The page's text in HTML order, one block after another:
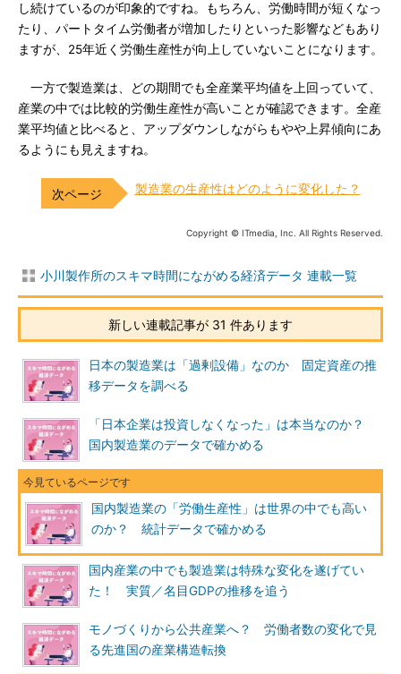
し続けているのが印象的ですね。もちろん、労働時間が短くなっ
たり、パートタイム労働者が増加したりといった影響などもあり
ますが、25年近く労働生産性が向上していないことになります。
一方で製造業は、どの期間でも全産業平均値を上回っていて、
産業の中では比較的労働生産性が高いことが確認できます。全産
業平均値と比べると、アップダウンしながらもやや上昇傾向にあ
るようにも見えますね。
製造業の生産性はどのように変化した？
Copyright © ITmedia, Inc. All Rights Reserved.
小川製作所のスキマ時間にながめる経済データ 連載一覧
新しい連載記事が 31 件あります
日本の製造業は「過剰設備」なのか 固定資産の推
移データを調べる
「日本企業は投資しなくなった」は本当なのか？
国内製造業のデータで確かめる
国内製造業の「労働生産性」は世界の中でも高い
のか？ 統計データで確かめる
国内産業の中でも製造業は特殊な変化を遂げてい
た！ 実質／名目GDPの推移を追う
モノづくりから公共産業へ？ 労働者数の変化で見
る先進国の産業構造転換